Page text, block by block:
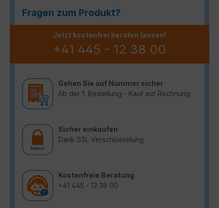
Fragen zum Produkt?
Jetzt kostenfrei beraten lassen!
+41 445 - 12 38 00
Gehen Sie auf Nummer sicher
Ab der 1. Bestellung - Kauf auf Rechnung
Sicher einkaufen
Dank SSL Verschlüsselung
Kostenfreie Beratung
+41 445 - 12 38 00